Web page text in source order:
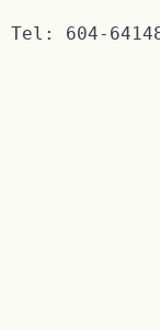
Tel: 604-